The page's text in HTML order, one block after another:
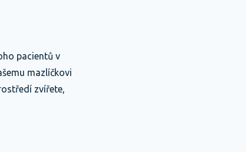
pacientů v
mazlíčkovi
zvířete,